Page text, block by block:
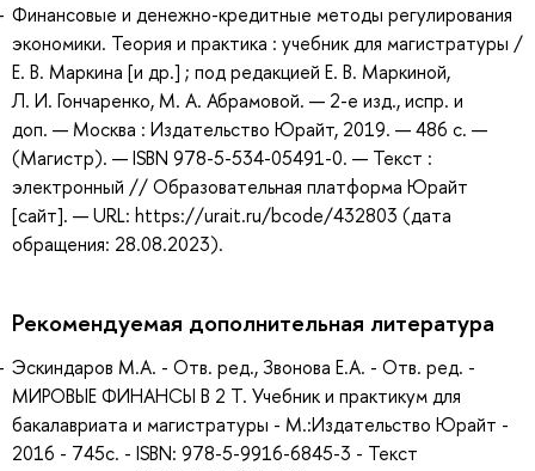
Финансовые и денежно-кредитные методы регулирования
экономики. Теория и практика : учебник для магистратуры /
Е. В. Маркина [и др.] ; под редакцией Е. В. Маркиной,
Л. И. Гончаренко, М. А. Абрамовой. — 2-е изд., испр. и
доп. — Москва : Издательство Юрайт, 2019. — 486 с. —
(Магистр). — ISBN 978-5-534-05491-0. — Текст :
электронный // Образовательная платформа Юрайт
[сайт]. — URL: https://urait.ru/bcode/432803 (дата
обращения: 28.08.2023).
Рекомендуемая дополнительная литература
Эскиндаров М.А. - Отв. ред., Звонова Е.А. - Отв. ред. -
МИРОВЫЕ ФИНАНСЫ В 2 Т. Учебник и практикум для
бакалавриата и магистратуры - М.:Издательство Юрайт -
2016 - 745с. - ISBN: 978-5-9916-6845-3 - Текст